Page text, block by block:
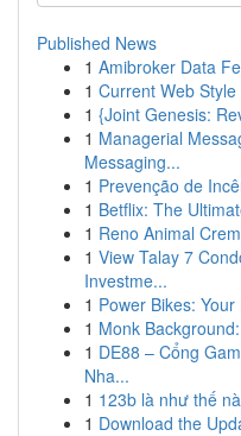
Published News
1 Amibroker Data
1 Current Web
1 {Joint Genesis:
1 Managerial
Messaging...
1 Prevenção de
1 Betflix: The
1 Reno Animal
1 View Talay 7
Investme...
1 Power Bikes:
1 Monk
1 DE88 – Cổng
Nha...
1 123b là như thế
1 Download the